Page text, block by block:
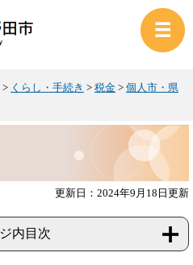
> くらし・手続き > 税金 > 個人市・県
更新日：2024年9月18日更新
内目次